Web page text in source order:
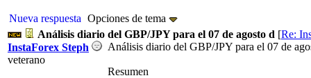
Nueva respuesta Opciones de tema
Análisis diario del GBP/JPY para el 07 de agosto d [Re:
InstaForex Steph
veterano
Análisis diario del GBP/JPY para el 07 de
Resumen